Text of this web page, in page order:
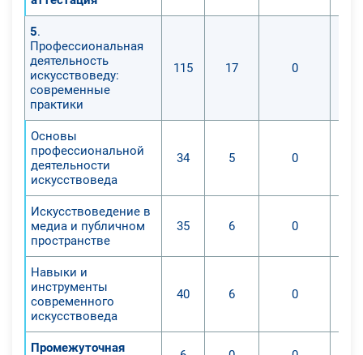
5.
Профессиональная
деятельность
искусствоведу:
современные
практики
115 17 0
Основы
профессиональной
деятельности
искусствоведа
34 5 0
Искусствоведение в
медиа и публичном
пространстве
35 6 0
Навыки и
инструменты
современного
искусствоведа
40 6 0
Промежуточная